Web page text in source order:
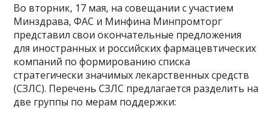
Во вторник, 17 мая, на совещании с участием
Минздрава, ФАС и Минфина Минпромторг
представил свои окончательные предложения
для иностранных и российских фармацевтических
компаний по формированию списка
стратегически значимых лекарственных средств
(СЗЛС). Перечень СЗЛС предлагается разделить на
две группы по мерам поддержки: